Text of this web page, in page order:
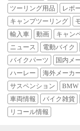
ツーリング用品
レポ
キャンプツーリング
輸入車
動画 キャン
ニュース
電動バイク
バイクパーツ
国内メ
ハーレー
海外メーカ
サスペンション
BMW
車両情報
バイク雑貨
リコール情報